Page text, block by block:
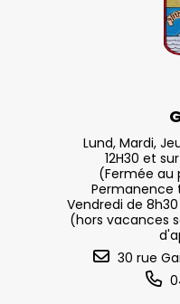
Lund, Mardi,
12H30 et
(Fermée au
Permanence
Vendredi de 8h30
(hors vacances
30 rue